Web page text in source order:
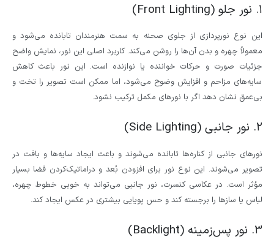
۱. نور جلو (Front Lighting)
این نوع نورپردازی از جلوی صحنه به سمت هنرمندان تابانده می‌شود و
معمولاً چهره و بدن آن‌ها را روشن می‌کند. کاربرد اصلی این نور، نمایش واضح
جزئیات صورت و حرکات خواننده یا نوازنده است. این نور باعث کاهش
سایه‌های مزاحم و افزایش وضوح می‌شود، اما ممکن است تصویر را تخت و
بی‌عمق نشان دهد اگر با نورهای مکمل ترکیب نشود.
۲. نور جانبی (Side Lighting)
نورهای جانبی از کناره‌ها تابانده می‌شوند و باعث ایجاد سایه‌ها و بافت در
تصویر می‌شوند. این نوع نور برای افزودن بُعد و دراماتیک‌کردن فضا بسیار
مؤثر است. در عکاسی کنسرت، نور جانبی می‌تواند به خوبی خطوط چهره،
لباس یا سازها را برجسته کند و حس پویایی بیشتری در عکس ایجاد کند.
۳. نور پس‌زمینه (Backlight)